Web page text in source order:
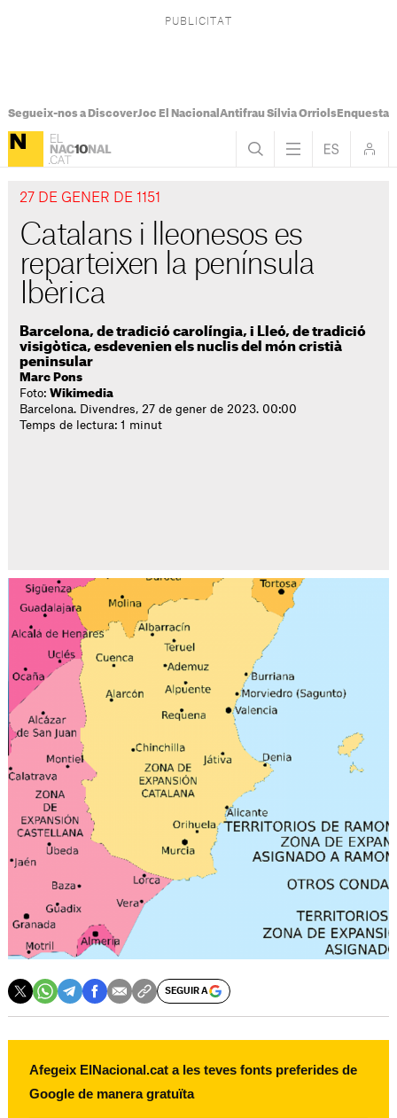
Segueix-nos a DiscoverJoc El Nacional Antifrau Sílvia OrriolsEnquesta
27 DE GENER DE 1151
Catalans i lleonesos es
reparteixen la península
Ibèrica
Barcelona, de tradició carolíngia, i Lleó, de tradició
visigòtica, esdevenien els nuclis del món cristià
peninsular
Marc Pons
Foto:Wikimedia
Barcelona. Divendres, 27 de gener de 2023. 00:00
Temps de lectura: 1 minut
SEGUIR A
Afegeix ElNacional.cat a les teves fonts preferides de
Google de manera gratuïta